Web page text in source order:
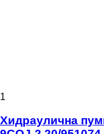
1
Хидраулична